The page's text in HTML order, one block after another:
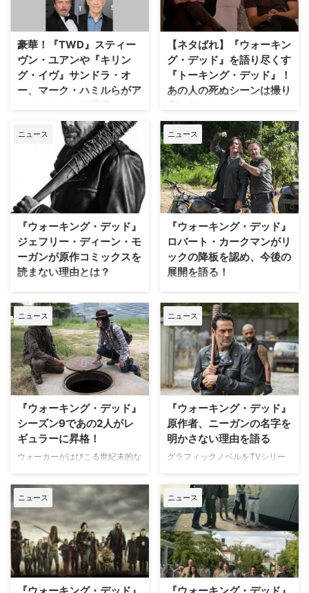
はじめとする複数メディアが報じ
ている。 【関連記事】【ネタば
れ】『ウォーキング・デッド』印
象的…
った。カナダのETが報じてい
る。 【関連記事】【ネタばれ】
『ウォーキング・デッド』印象的
な"死に方"ランキング…
豪華！『TWD』スティー
ヴン・ユアンや『キリン
グ・イヴ』サンドラ・オ
ー、マーク・ハミルらがア
ニメーションで共演
大人気ドラマ『ウォーキング・デ
ッド』の原作・製作総指揮で知ら
れるロバート・カークマンが、米
Amazonで自身のコミックス
「Invincible（原題）」をアニメ
化するとのニュースは、以前に当
サイトでもお伝えした。そのアニ
メシリーズに、『ウォーキング・
デッド』のグレン役でお馴じみの
スティーヴン・ユアンと、『スタ
ー・ウォー…
【ネタばれ】『ウォーキン
グ・デッド』を語り尽くす
『トーキング・デッド』！
あの人の死ぬシーンは撮り
直しだった…
（※本記事は『ウォーキング・デ
ッド』シーズン9第8話までのネ
タばれを含みますのでご注意くだ
さい） 大ヒットドラマ『ウォー
キング・デッド』の本編放送直後
にキャストやスタッフをゲストに
迎えて貴重な番組の裏側が語られ
るトークショー『トーキング・デ
ッド』。Huluにて配信中の同番
組は、12月6日（木）0：00より
『ウォーキング…
ニュース
『ウォーキング・デッド』
ジェフリー・ディーン・モ
ーガンが原作コミックスを
読まない理由とは？
原作コミックスを下敷きに、ゾン
ビが蔓延る世紀末的な世界を描き
大ヒットとなっているドラマシリ
ーズ『ウォーキング・デッド』。
シーズン6から悪役ニーガンを演
じているジェフリー・ディーン・
モーガンが、原作を読まない理由
について語っている。米CINEMA
BLENDが報じた。 【関連記事】
『ウォーキング・デッド』原作
者、ニーガン…
ニュース
『ウォーキング・デッド』
ロバート・カークマンがリ
ックの降板を認め、今後の
展開を語る！
世界中で大ヒットしているサバイ
バルドラマ『ウォーキング・デッ
ド』。同作で主人公のリックを演
じていたアンドリュー・リンカー
ンが降板することが決定的になっ
た。米Varietyなど複数のメディ
アが報じている。 【関連記事】
【ネタばれ】『ウォーキング・デ
ッド』印象的な"死に方"ランキン
グ10 これまでアンドリューの降
板について…
ニュース
『ウォーキング・デッド』
シーズン9であの2人がレ
ギュラーに昇格！
ウォーカーがはびこる世紀末的な
ているサバイバル・パニックドラ
マ『ウォーキング・デッド』にゲ
スト出演していた二人が、次のシ
ーズン9からレギュラーに昇格す
ることが明らかとなった。米
Hollywood Reporterなどが報じ
ている。 【関連記事】【ネタば
れ】『ウォーキング・デッド』印
ニュース
『ウォーキング・デッド』
原作者、ニーガンの名字を
明かさない理由を語る
グラフィックノベルをTVシリー
している『ウォーキング・デッ
ド』。本作の原作者であるロバー
ト・カークマンが、なぜ悪役ニー
ガンの名字を明かさないのかにつ
いて理由を語っている。米
Cinema Blendが報じた。 【関連
記事】スティーヴン・ユァン、マ
シュー・モリソンも！2017年、
ニュース
『ウォーキング・デッド』
ニュース
『ウォーキング・デッド』